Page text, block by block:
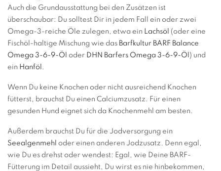
Auch die Grundausstattung bei den Zusätzen ist
überschaubar: Du solltest Dir in jedem Fall ein oder zwei
Omega-3-reiche Öle zulegen, etwa ein Lachsöl (oder eine
Fischöl-haltige Mischung wie das Barfkultur BARF Balance
Omega 3-6-9-Öl
oder DHN Barfers Omega 3-6-9-Öl ) und
ein Hanföl .
Wenn Du keine Knochen oder nicht ausreichend Knochen
fütterst, brauchst Du einen Calciumzusatz. Für einen
gesunden Hund eignet sich da Knochenmehl am besten.
Außerdem brauchst Du für die Jodversorgung ein
Seealgenmehl
oder einen anderen Jodzusatz. Denn egal,
wie Du es drehst oder wendest: Egal, wie Deine BARF-
Fütterung im Detail aussieht, Du wirst es nie hinbekommen,